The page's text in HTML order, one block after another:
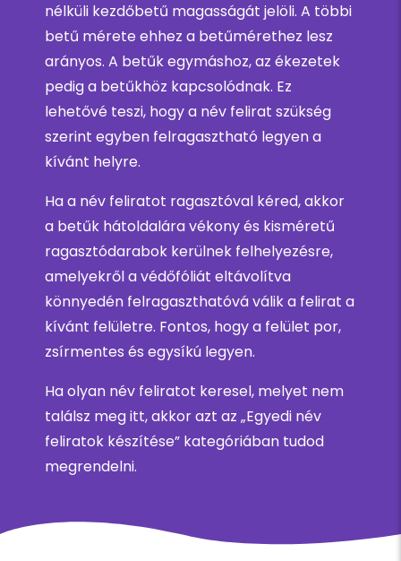
nélküli kezdőbetű magasságát jelöli. A többi
betű mérete ehhez a betűmérethez lesz
arányos. A betűk egymáshoz, az ékezetek
pedig a betűkhöz kapcsolódnak. Ez
lehetővé teszi, hogy a név felirat szükség
szerint egyben felragasztható legyen a
kívánt helyre.
Ha a név feliratot ragasztóval kéred, akkor
a betűk hátoldalára vékony és kisméretű
ragasztódarabok kerülnek felhelyezésre,
amelyekről a védőfóliát eltávolítva
könnyedén felragaszthatóvá válik a felirat a
kívánt felületre. Fontos, hogy a felület por,
zsírmentes és egysíkú legyen.
Ha olyan név feliratot keresel, melyet nem
találsz meg itt, akkor azt az „Egyedi név
feliratok készítése” kategóriában tudod
megrendelni.